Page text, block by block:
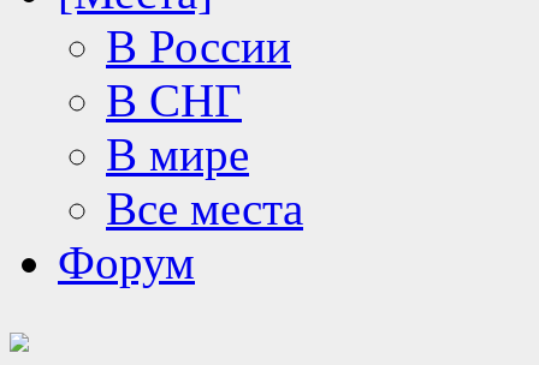
В России
В СНГ
В мире
Все места
Форум